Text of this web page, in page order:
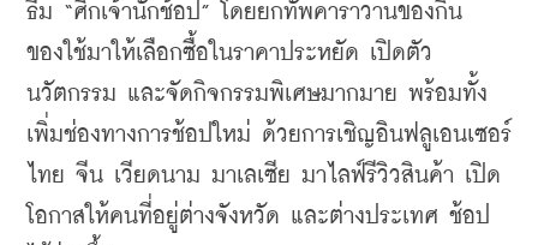
ธีม “ศึกเจ้านักช้อป” โดยยกทัพคาราวานของกิน
ของใช้มาให้เลือกซื้อในราคาประหยัด เปิดตัว
นวัตกรรม และจัดกิจกรรมพิเศษมากมาย พร้อมทั้ง
เพิ่มช่องทางการช้อปใหม่ ด้วยการเชิญอินฟลูเอนเซอร์
ไทย จีน เวียดนาม มาเลเซีย มาไลฟ์รีวิวสินค้า เปิด
โอกาสให้คนที่อยู่ต่างจังหวัด และต่างประเทศ ช้อป